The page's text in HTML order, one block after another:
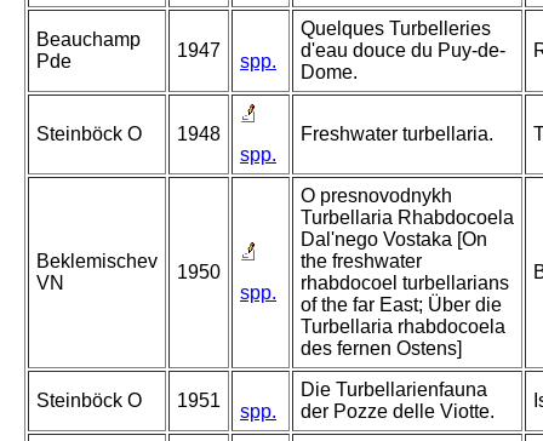
Beauchamp
Pde
1947
spp.
Quelques Turbelleries
d'eau douce du Puy-de-
Dome.
Steinböck O
1948
spp.
Freshwater turbellaria.
Beklemischev
VN
1950
spp.
O presnovodnykh
Turbellaria Rhabdocoela
Dal'nego Vostaka [On
the freshwater
rhabdocoel turbellarians
of the far East; Über die
Turbellaria rhabdocoela
des fernen Ostens]
Steinböck O 1951
spp.
Die Turbellarienfauna
der Pozze delle Viotte.